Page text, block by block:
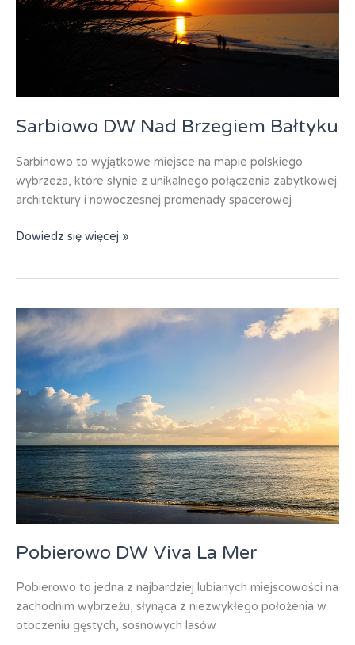
Sarbiowo DW Nad Brzegiem Bałtyku
Sarbinowo to wyjątkowe miejsce na mapie polskiego
wybrzeża, które słynie z unikalnego połączenia zabytkowej
architektury i nowoczesnej promenady spacerowej
Sarbiowo
Bałtyku
Dowiedz się więcej »
Pobierowo DW Viva La Mer
Pobierowo to jedna z najbardziej lubianych miejscowości na
zachodnim wybrzeżu, słynąca z niezwykłego położenia w
otoczeniu gęstych, sosnowych lasów